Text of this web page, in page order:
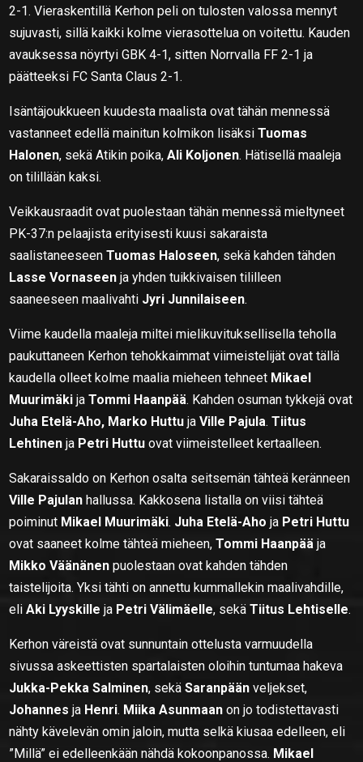
2-1. Vieraskentillä Kerhon peli on tulosten valossa mennyt
sujuvasti, sillä kaikki kolme vierasottelua on voitettu. Kauden
avauksessa nöyrtyi GBK 4-1, sitten Norrvalla FF 2-1 ja
päätteeksi FC Santa Claus 2-1.
Isäntäjoukkueen kuudesta maalista ovat tähän mennessä
vastanneet edellä mainitun kolmikon lisäksiTuomas
Halonen, sekä Atikin poika,Ali Koljonen. Hätisellä maaleja
on tilillään kaksi.
Veikkausraadit ovat puolestaan tähän mennessä mieltyneet
PK-37:n pelaajista erityisesti kuusi sakaraista
saalistaneeseenTuomas Haloseen, sekä kahden tähden
Lasse Vornaseen ja yhden tuikkivaisen tililleen
saaneeseen maalivahti Jyri Junnilaiseen.
Viime kaudella maaleja miltei mielikuvituksellisella teholla
paukuttaneen Kerhon tehokkaimmat viimeistelijät ovat tällä
kaudella olleet kolme maalia mieheen tehneet Mikael
Muurimäki jaTommi Haanpää. Kahden osuman tykkejä ovat
Juha Etelä-Aho, Marko Huttu jaVille Pajula.Tiitus
Lehtinen ja Petri Huttuovat viimeistelleet kertaalleen.
Sakaraissaldo on Kerhon osalta seitsemän tähteä keränneen
Ville Pajulanhallussa. Kakkosena listalla on viisi tähteä
poiminut Mikael Muurimäki. Juha Etelä-Aho ja Petri Huttu
ovat saaneet kolme tähteä mieheen,Tommi Haanpää ja
Mikko Väänänen puolestaan ovat kahden tähden
taistelijoita. Yksi tähti on annettu kummallekin maalivahdille,
eliAki Lyyskille ja Petri Välimäelle, sekäTiitus Lehtiselle.
Kerhon väreistä ovat sunnuntain ottelusta varmuudella
sivussa askeettisten spartalaisten oloihin tuntumaa hakeva
Jukka-Pekka Salminen, sekäSaranpään veljekset,
Johannes ja Henri. Miika Asunmaan on jo todistettavasti
nähty kävelevän omin jaloin, mutta selkä kiusaa edelleen, eli
”Millä” ei edelleenkään nähdä kokoonpanossa. Mikael